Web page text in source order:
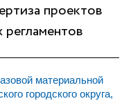
проектов
материальной
городского округа,